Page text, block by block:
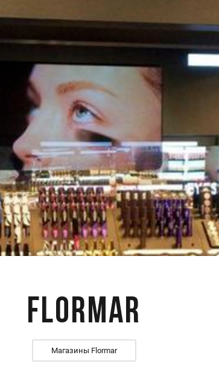
Flormar
Магазины Flormar